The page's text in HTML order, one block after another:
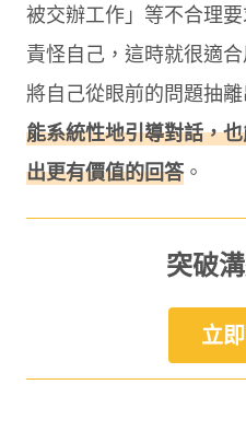
被交辦工作」等不合理
責怪自己，這時就很適
將自己從眼前的問題抽
能系統性地引導對話，
出更有價值的回答。
突破
立